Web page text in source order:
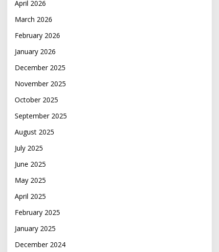
April 2026
March 2026
February 2026
January 2026
December 2025
November 2025
October 2025
September 2025
August 2025
July 2025
June 2025
May 2025
April 2025
February 2025
January 2025
December 2024